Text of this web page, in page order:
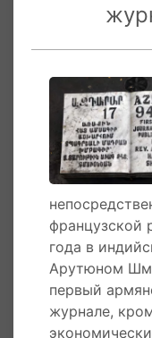
предлагает
заведения.
масками
вероятно, это
Шмавонян.
Местные
ему закрыть
трудом
вестник вскоре
марте 1796
вынужден
После
не выделялся
французской
года в
Арутюном
первый
журнале,